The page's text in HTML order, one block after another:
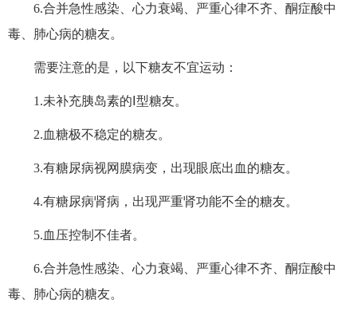
6.合并急性感染、心力衰竭、严重心律不齐、酮症酸中
毒、肺心病的糖友。
需要注意的是，以下糖友不宜运动：
1.未补充胰岛素的Ⅰ型糖友。
2.血糖极不稳定的糖友。
3.有糖尿病视网膜病变，出现眼底出血的糖友。
4.有糖尿病肾病，出现严重肾功能不全的糖友。
5.血压控制不佳者。
6.合并急性感染、心力衰竭、严重心律不齐、酮症酸中
毒、肺心病的糖友。